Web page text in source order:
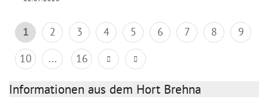
1 2 3 4 5 6 7 8
9
10
... 16
Informationen aus dem Hort Brehna